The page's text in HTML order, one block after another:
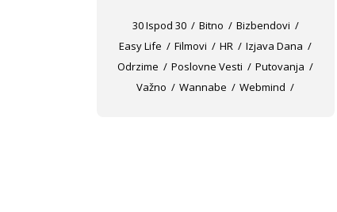
30 Ispod 30 Bitno
Bizbendovi
Easy Life
Filmovi HR
Izjava Dana
Odrzime
Poslovne Vesti
Putovanja
Važno
Wannabe Webmind